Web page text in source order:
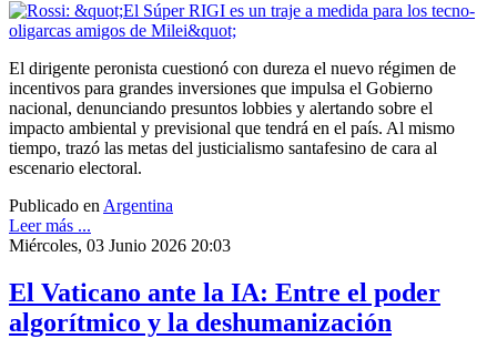
El dirigente peronista cuestionó con dureza el nuevo régimen de
incentivos para grandes inversiones que impulsa el Gobierno
nacional, denunciando presuntos lobbies y alertando sobre el
impacto ambiental y previsional que tendrá en el país. Al mismo
tiempo, trazó las metas del justicialismo santafesino de cara al
escenario electoral.
Publicado en Argentina
Leer más ...
Miércoles, 03 Junio 2026 20:03
El Vaticano ante la IA: Entre el poder
algorítmico y la deshumanización